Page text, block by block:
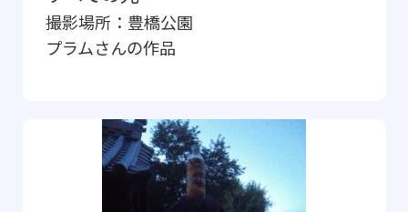
撮影場所： 豊橋公園
プラムさんの作品